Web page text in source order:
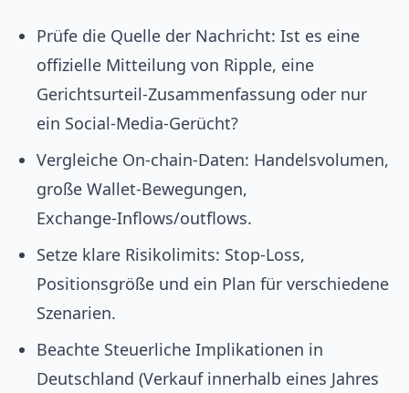
Prüfe die Quelle der Nachricht: Ist es eine
offizielle Mitteilung von Ripple, eine
Gerichtsurteil‑Zusammenfassung oder nur
ein Social‑Media‑Gerücht?
Vergleiche On‑chain‑Daten: Handelsvolumen,
große Wallet‑Bewegungen,
Exchange‑Inflows/outflows.
Setze klare Risikolimits: Stop‑Loss,
Positionsgröße und ein Plan für verschiedene
Szenarien.
Beachte Steuerliche Implikationen in
Deutschland (Verkauf innerhalb eines Jahres